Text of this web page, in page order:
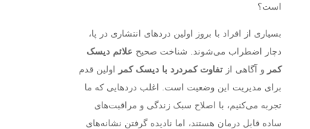
است؟
بسیاری از افراد با بروز اولین دردهای انتشاری در پا،
دچار اضطراب می‌شوند. شناخت صحیح علائم دیسک
کمر و آگاهی از تفاوت کمردرد با دیسک کمر
اولین قدم
برای مدیریت این وضعیت است. اغلب دردهایی که ما
تجربه می‌کنیم، با اصلاح سبک زندگی و مراقبت‌های
ساده قابل درمان هستند، اما نادیده گرفتن نشانه‌های